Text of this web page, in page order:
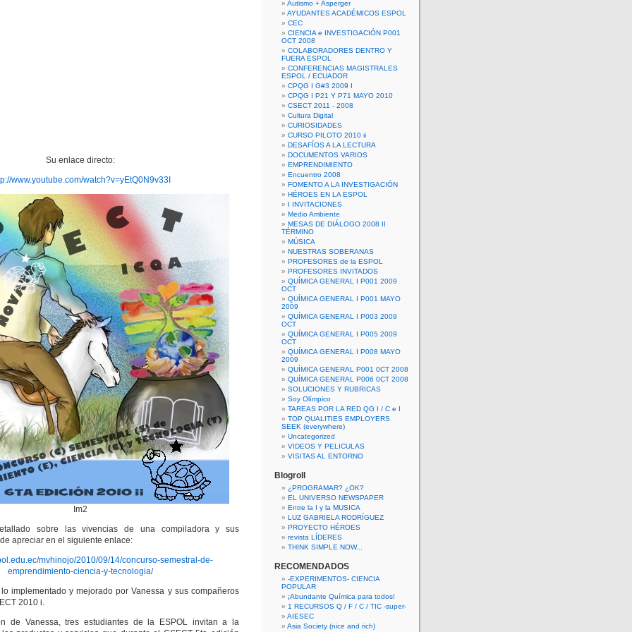
Su enlace directo:
www.youtube.com/watch?v=yEtQ0N9v33I
Im2
sobre las vivencias de una compiladora y sus
apreciar en el siguiente enlace:
mvhinojo/2010/09/14/concurso-semestral-de-
emprendimiento-ciencia-y-tecnologia/
implementado y mejorado por Vanessa y sus compañeros
2010 i.
de Vanessa, tres estudiantes de la ESPOL invitan a la
Autismo + Asperger
AYUDANTES ACADÉMICOS ESPOL
CEC
CIENCIA e INVESTIGACIÓN P001
OCT 2008
COLABORADORES DENTRO Y
FUERA ESPOL
CONFERENCIAS MAGISTRALES
ESPOL / ECUADOR
CPQG I G#3 2009 I
CPQG I P21 Y P71 MAYO 2010
CSECT 2011 - 2008
Cultura Digital
CURIOSIDADES
CURSO PILOTO 2010 ii
DESAFÍOS A LA LECTURA
DOCUMENTOS VARIOS
EMPRENDIMIENTO
Encuentro 2008
FOMENTO A LA INVESTIGACIÓN
HÉROES EN LA ESPOL
I INVITACIONES
Medio Ambiente
MESAS DE DIÁLOGO 2008 II
TÉRMINO
MÚSICA
NUESTRAS SOBERANAS
PROFESORES de la ESPOL
PROFESORES INVITADOS
QUÍMICA GENERAL I P001 2009
OCT
QUÍMICA GENERAL I P001 MAYO
2009
QUÍMICA GENERAL I P003 2009
OCT
QUÍMICA GENERAL I P005 2009
OCT
QUÍMICA GENERAL I P008 MAYO
2009
QUÍMICA GENERAL P001 0CT 2008
QUÍMICA GENERAL P006 0CT 2008
SOLUCIONES Y RUBRICAS
Soy Olímpico
TAREAS POR LA RED QG I / C e I
TOP QUALITIES EMPLOYERS
SEEK (everywhere)
Uncategorized
VIDEOS Y PELICULAS
VISITAS AL ENTORNO
Blogroll
¿PROGRAMAR? ¿OK?
EL UNIVERSO NEWSPAPER
Entre la I y la MUSICA
LUZ GABRIELA RODRÍGUEZ
PROYECTO HÉROES
revista LÍDERES
THINK SIMPLE NOW...
RECOMENDADOS
-EXPERIMENTOS- CIENCIA
POPULAR
¡Abundante Química para todos!
1 RECURSOS Q / F / C / TIC -super-
AIESEC
Asia Society (nice and rich)